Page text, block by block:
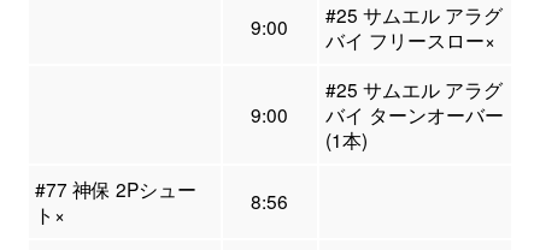
9:00
#25 サムエル アラグ
バイ フリースロー×
9:00
#25 サムエル アラグ
バイ ターンオーバー
(1本)
#77 神保 2Pシュー
ト×
8:56